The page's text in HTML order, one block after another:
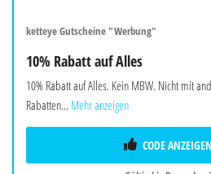
ketteye Gutscheine "Werbung"
10% Rabatt auf Alles
10% Rabatt auf Alles. Kein MBW. Nicht mit
Rabatten... Mehr anzeigen
CODE ANZEIGEN